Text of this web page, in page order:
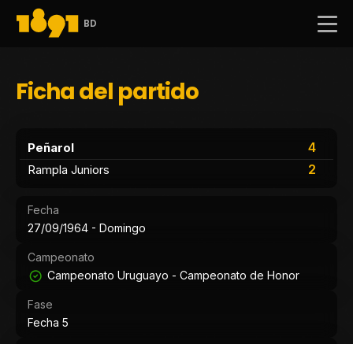
BD
Ficha del partido
Peñarol
4
2
Rampla Juniors
Fecha
27/09/1964 - Domingo
Campeonato
Campeonato Uruguayo - Campeonato de Honor
Fase
Fecha 5